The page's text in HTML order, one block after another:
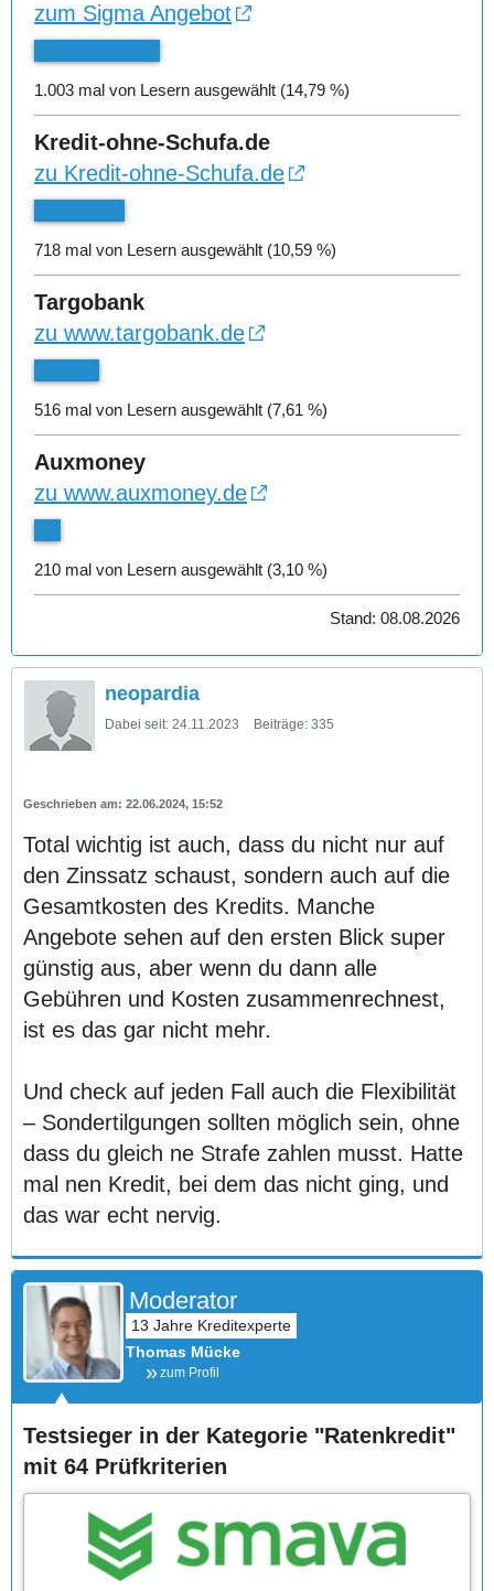
zum Sigma Angebot
1.003 mal von Lesern ausgewählt (14,79 %)
Kredit-ohne-Schufa.de
zu Kredit-ohne-Schufa.de
718 mal von Lesern ausgewählt (10,59 %)
Targobank
zu www.targobank.de
516 mal von Lesern ausgewählt (7,61 %)
Auxmoney
zu www.auxmoney.de
210 mal von Lesern ausgewählt (3,10 %)
Stand: 08.08.2026
neopardia
Dabei seit: 24.11.2023 Beiträge: 335
22.06.2024, 15:52
Total wichtig ist auch, dass du nicht nur auf
den Zinssatz schaust, sondern auch auf die
Gesamtkosten des Kredits. Manche
Angebote sehen auf den ersten Blick super
günstig aus, aber wenn du dann alle
Gebühren und Kosten zusammenrechnest,
ist es das gar nicht mehr.
Und check auf jeden Fall auch die Flexibilität
– Sondertilgungen sollten möglich sein, ohne
dass du gleich ne Strafe zahlen musst. Hatte
mal nen Kredit, bei dem das nicht ging, und
das war echt nervig.
Moderator
Thomas Mücke
zum Profil
Testsieger in der Kategorie "Ratenkredit"
mit 64 Prüfkriterien